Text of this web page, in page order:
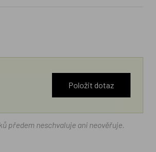
Položit dotaz
předem neschvaluje ani neověřuje.